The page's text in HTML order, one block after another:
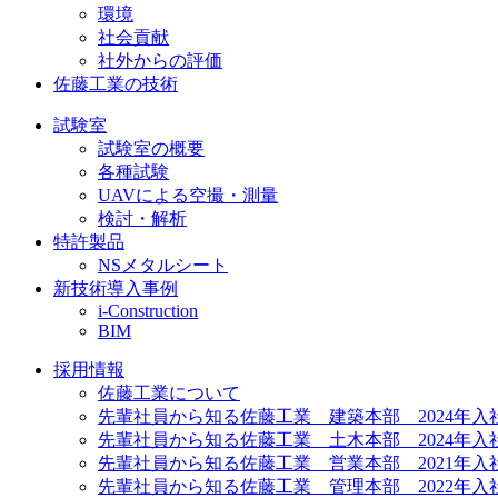
環境
社会貢献
社外からの評価
佐藤工業の技術
試験室
試験室の概要
各種試験
UAVによる空撮・測量
検討・解析
特許製品
NSメタルシート
新技術導入事例
i-Construction
BIM
採用情報
佐藤工業について
先輩社員から知る佐藤工業 建築本部 2024年入
先輩社員から知る佐藤工業 土木本部 2024年入
先輩社員から知る佐藤工業 営業本部 2021年入
先輩社員から知る佐藤工業 管理本部 2022年入